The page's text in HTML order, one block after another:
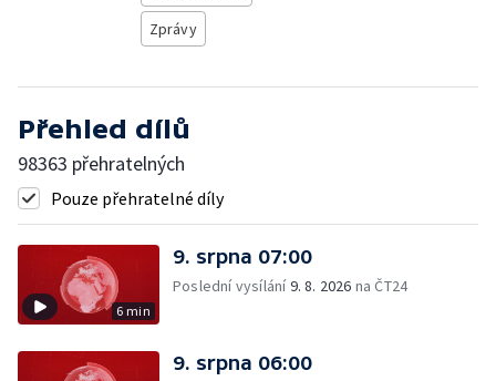
Zprávy
Přehled dílů
98363 přehratelných
Pouze přehratelné díly
6 min
9. srpna 07:00
Poslední vysílání9. 8. 2026 na ČT24
9. srpna 06:00